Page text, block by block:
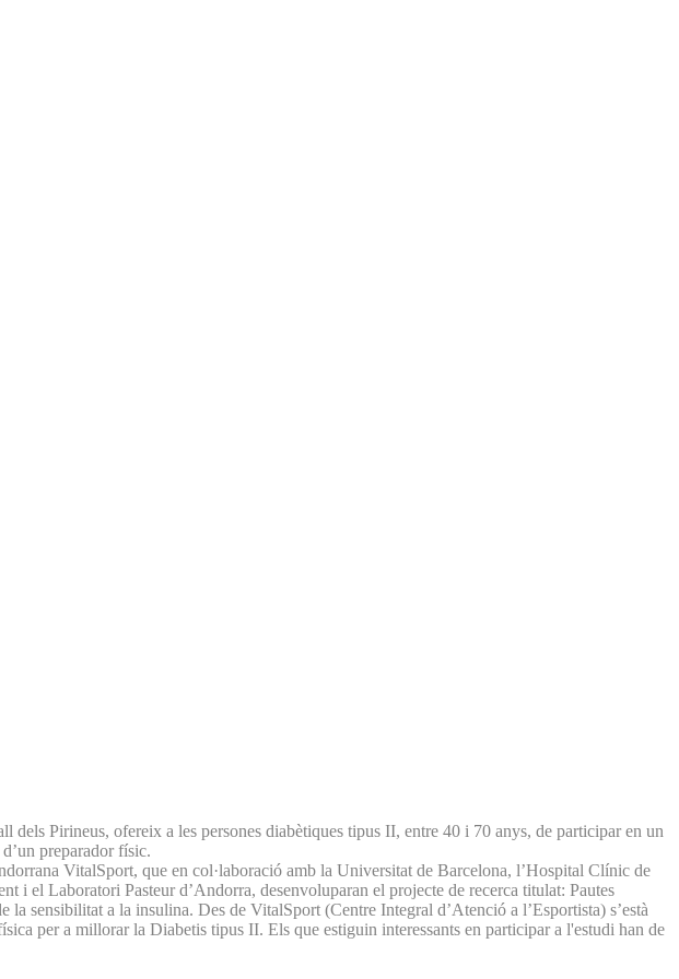
dels Pirineus, ofereix a les persones diabètiques tipus II, entre 40 i 70 anys, de participar en un
preparador físic.
VitalSport, que en col·laboració amb la Universitat de Barcelona, l’Hospital Clínic de
i el Laboratori Pasteur d’Andorra, desenvoluparan el projecte de recerca titulat: Pautes
sensibilitat a la insulina. Des de VitalSport (Centre Integral d’Atenció a l’Esportista) s’està
per a millorar la Diabetis tipus II. Els que estiguin interessants en participar a l'estudi han de